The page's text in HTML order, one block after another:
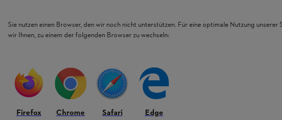
Sie nutzen einen Browser, den wir noch nicht unterstützen. Für eine optimale Nutzung unserer
wir Ihnen, zu einem der folgenden Browser zu wechseln:
Firefox Chrome Safari Edge